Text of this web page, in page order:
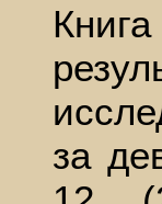
за